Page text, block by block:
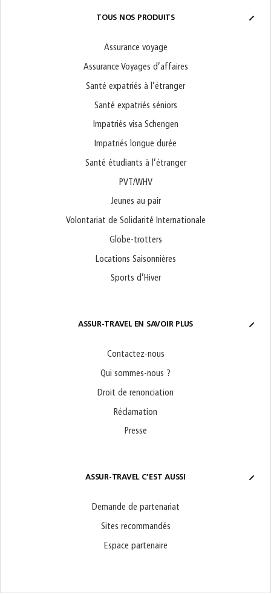
TOUS NOS PRODUITS
Assurance voyage
Assurance Voyages d’affaires
Santé expatriés à l’étranger
Santé expatriés séniors
Impatriés visa Schengen
Impatriés longue durée
Santé étudiants à l’étranger
PVT/WHV
Jeunes au pair
Volontariat de Solidarité Internationale
Globe-trotters
Locations Saisonnières
Sports d’Hiver
ASSUR-TRAVEL EN SAVOIR PLUS
Contactez-nous
Qui sommes-nous ?
Droit de renonciation
Réclamation
Presse
ASSUR-TRAVEL C’EST AUSSI
Demande de partenariat
Sites recommandés
Espace partenaire